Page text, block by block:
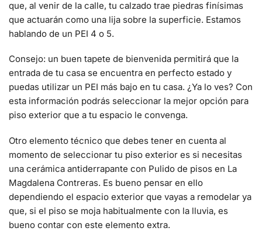
que, al venir de la calle, tu calzado trae piedras finísimas
que actuarán como una lija sobre la superficie. Estamos
hablando de un PEI 4 o 5.
Consejo: un buen tapete de bienvenida permitirá que la
entrada de tu casa se encuentra en perfecto estado y
puedas utilizar un PEI más bajo en tu casa. ¿Ya lo ves? Con
esta información podrás seleccionar la mejor opción para
piso exterior que a tu espacio le convenga.
Otro elemento técnico que debes tener en cuenta al
momento de seleccionar tu piso exterior es si necesitas
una cerámica antiderrapante con Pulido de pisos en La
Magdalena Contreras. Es bueno pensar en ello
dependiendo el espacio exterior que vayas a remodelar ya
que, si el piso se moja habitualmente con la lluvia, es
bueno contar con este elemento extra.